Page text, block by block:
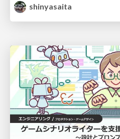
shinyasaita